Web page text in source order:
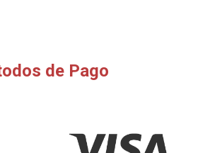
de Pago